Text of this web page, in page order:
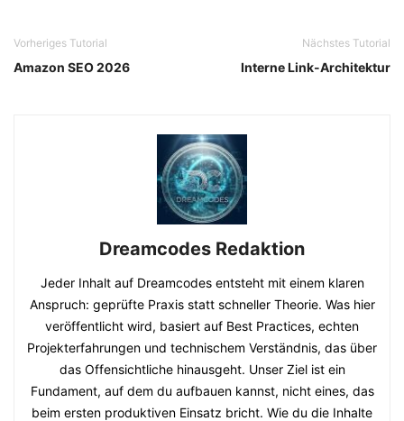
Vorheriges Tutorial
Amazon SEO 2026
Nächstes Tutorial
Interne Link-Architektur
Dreamcodes Redaktion
Jeder Inhalt auf Dreamcodes entsteht mit einem klaren
Anspruch: geprüfte Praxis statt schneller Theorie. Was hier
veröffentlicht wird, basiert auf Best Practices, echten
Projekterfahrungen und technischem Verständnis, das über
das Offensichtliche hinausgeht. Unser Ziel ist ein
Fundament, auf dem du aufbauen kannst, nicht eines, das
beim ersten produktiven Einsatz bricht. Wie du die Inhalte